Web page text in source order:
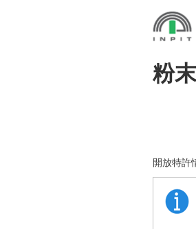
粉
開放特許